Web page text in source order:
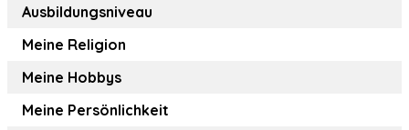
Ausbildungsniveau
Meine Religion
Meine Hobbys
Meine Persönlichkeit